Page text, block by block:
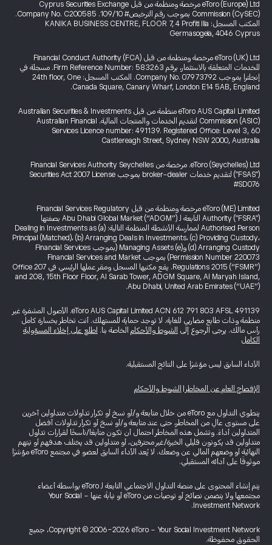
eToro (Europe) Ltd مرخصة ومنظمة من قبل Cyprus Securities Exchange
Commission (CySEC) بموجب رقم الترخيص# 109/10. Company No. C200585.
المكتب المسجل: KANIKA BUSINESS CENTRE, FLOOR 7, 4 Profiti Ilia
Germasogeia, 4046 Cyprus
eToro (UK) Ltd مرخصة ومنظمة من قبل Financial Conduct Authority (FCA)
للخدمات المتعلقة بالاستثمار، برقم Firm Reference Number: 583263. مسجلة في
إنجلترا بموجب Company No. 07973792. المكتب المسجل: 24th floor, One
Canada Square, Canary Wharf, London E14 5AB, England.
eToro AUS Capital Limited منظمة من قبل Australian Securities & Investments
Commission (ASIC) لتقديم الخدمات والمنتجات المالية. Australian Financial
Services Licence number: 491139. Registered Office: Level 3, 60
Castlereagh Street, Sydney NSW 2000, Australia
eToro (Seychelles) Ltd. مرخصة من Financial Services Authority Seychelles
("FSAS") لتقديم خدمات broker-dealer بموجب Securities Act 2007 License
#SD076
eToro (ME) Limited مرخصة ومنظمة من قبل Financial Services Regulatory
Authority ("FSRA") التابعة لـ Abu Dhabi Global Market (“ADGM”) بصفتها
Authorised Person لممارسة الأنشطة المنظمة التالية: (a) Dealing in Investments as
Principal (Matched)، (b) Arranging Deals in Investments، (c) Providing Custody،
(d) Arranging Custody و(e) Managing Assets (بموجب Financial Services
Permission Number 220073) بموجب Financial Services and Market
Regulations 2015 (“FSMR”). يقع مكتبها المسجل ومقر عملها الرئيسي في Office 207
and 208, 15th Floor Floor, Al Sarab Tower, ADGM Square, Al Maryah Island,
Abu Dhabi, United Arab Emirates (“UAE”).
eToro AUS Capital Limited ACN 612 791 803 AFSL 491139. الأصول المشفرة غير
منظمة وذات طابع مضاربي للغاية. لا توجد حماية للمستهلك. أنت تخاطر بخسارة كامل
رأس مالك. يرجى الرجوع إلى الشروط والأحكام الخاصة بنا. اطلع على إخلاء المسؤولية
الكامل
الأداء السابق ليس مؤشرًا على النتائج المستقبلية.
الإفصاح العام عن المخاطر الشروط والأحكام
ينطوي التداول مع eToro من خلال متابعة و/أو نسخ أو تكرار تداولات متداولين آخرين
على مستوى عالٍ من المخاطر، حتى عند متابعة و/أو نسخ أو تكرار تداولات أفضل
المتداولين أداءً. وتشمل هذه المخاطر احتمال أن تكون متابعًا/ناسخًا لقرارات تداول
متداولين قد يكونون قليلي الخبرة/غير محترفين، أو متداولين قد يختلف هدفهم أو نيتهم
النهائية أو وضعهم المالي عن وضعك. لا يُعد الأداء السابق لعضو في مجتمع eToro مؤشرًا
موثوقًا على أدائه المستقبلي.
يتم إنشاء المحتوى على منصة التداول الاجتماعي التابعة لـ eToro بواسطة أعضاء
مجتمعها ولا يتضمن نصائح أو توصيات من eToro أو نيابةً عنها - Your Social
Investment Network.
Copyright © 2006-2026 eToro - Your Social Investment Network، جميع
الحقوق محفوظة.